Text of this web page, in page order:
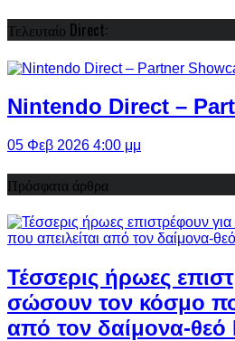
Τελευταίο Direct:
Nintendo Direct –
05 Φεβ 2026 4:00 μμ
Πρόσφατα άρθρα
Τέσσερις ήρωες
σώσουν τον κόσμο
από τον δαίμονα-θεό